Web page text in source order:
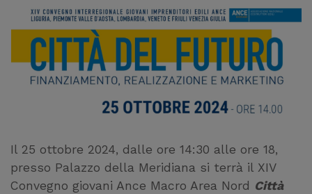
NEWS
Il 25 ottobre 2024, dalle ore 14:30 alle ore 18,
presso Palazzo della Meridiana si terrà il XIV
Convegno giovani Ance Macro Area Nord Città